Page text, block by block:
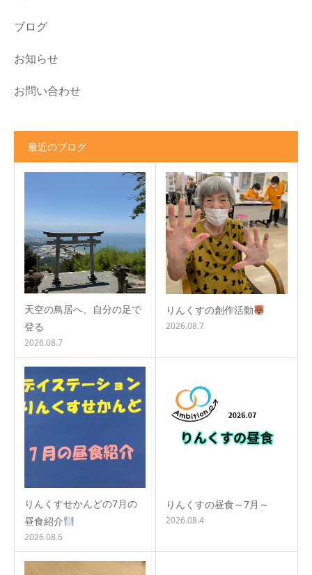
ブログ
お知らせ
お問い合わせ
最近のブログ
天空の鳥居へ、自分の足で
登る
2026.08.7
りんくすの創作活動
2026.08.7
りんくすせかんどの7月の
昼食紹介
2026.08.6
りんくすの昼食～7月～
2026.08.4